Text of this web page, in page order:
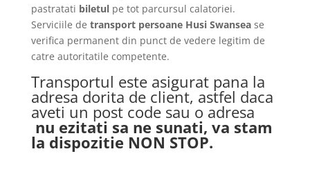
pastratati biletulpe tot parcursul calatoriei.
Serviciile de transport persoane Husi Swansea se
verifica permanent din punct de vedere legitim de
catre autoritatile competente.
Transportul este asigurat pana la
adresa dorita de client, astfel daca
aveti un post code sau o adresa
nu ezitati sa ne sunati, va stam
la dispozitie NON STOP.